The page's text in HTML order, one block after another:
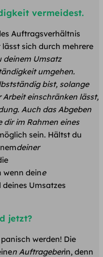
vermeidest.
Auftragsverhältnis
sich durch mehrere
deinem Umsatz
umgehen.
bist, solange
einschränken lässt,
Auch das Abgeben
dir im Rahmen eines
sein. Hältst du
deiner
wenn deine
Umsatzes
jetzt?
werden! Die
n Auftrageberin, denn